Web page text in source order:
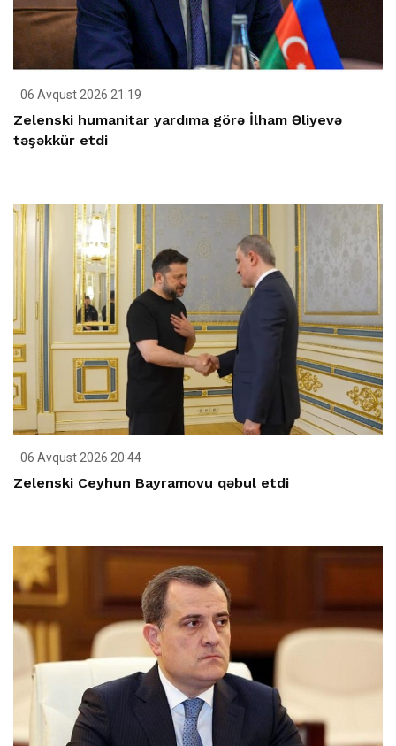
06 Avqust 2026 21:19
Zelenski humanitar yardıma görə İlham Əliyevə
təşəkkür etdi
06 Avqust 2026 20:44
Zelenski Ceyhun Bayramovu qəbul etdi